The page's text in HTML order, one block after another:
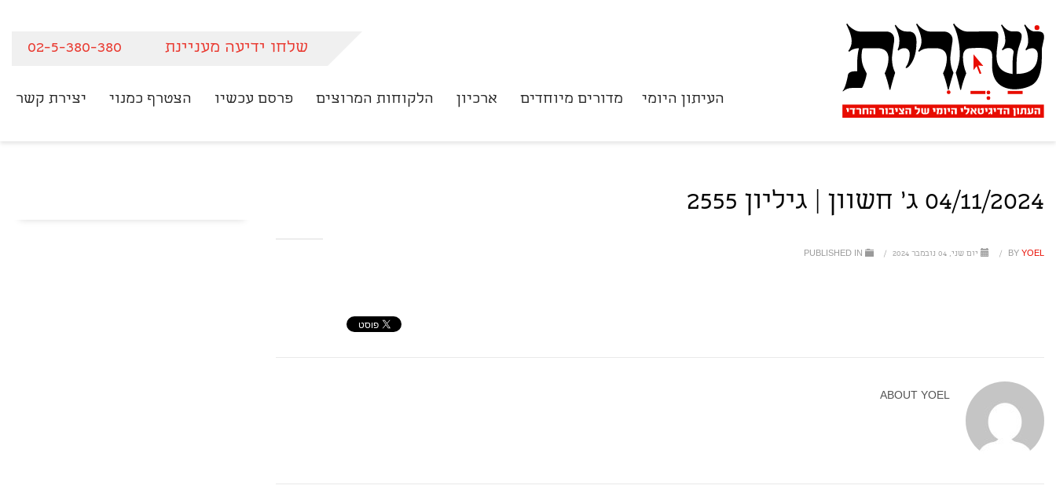
שלחו ידיעה מעניינת 02-5-380-380
העיתון היומי מדורים מיוחדים ארכיון הלקוחות המרוצים פרסם עכשיו הצטרף כמנוי יצירת קשר
04/11/2024 ג' חשוון | גיליון 2555
BY YOEL
/ יום שני, 04 נובמבר 2024 /
ABOUT YOEL